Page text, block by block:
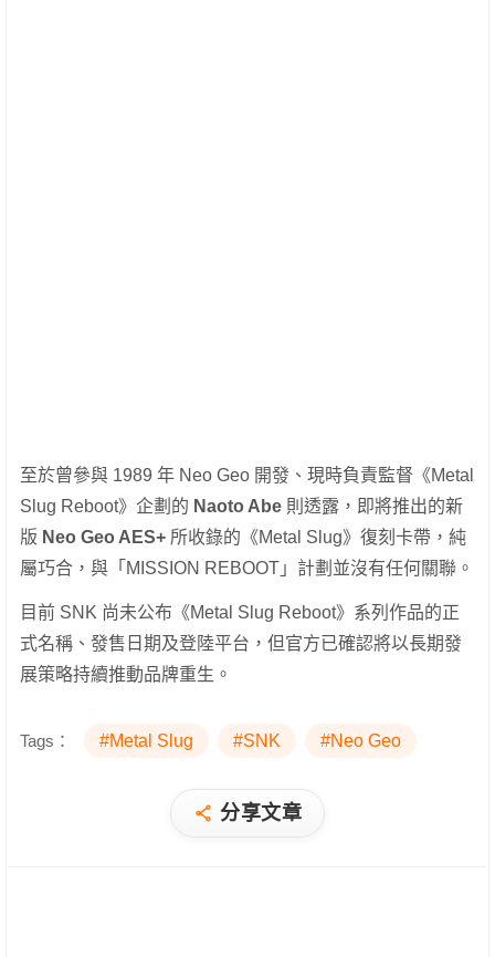
至於曾參與 1989 年 Neo Geo 開發、現時負責監督《Metal
Slug Reboot》企劃的 Naoto Abe 則透露，即將推出的新
版 Neo Geo AES+ 所收錄的《Metal Slug》復刻卡帶，純
屬巧合，與「MISSION REBOOT」計劃並沒有任何關聯。
目前 SNK 尚未公布《Metal Slug Reboot》系列作品的正
式名稱、發售日期及登陸平台，但官方已確認將以長期發
展策略持續推動品牌重生。
Tags： #Metal Slug #SNK #Neo Geo
分享文章